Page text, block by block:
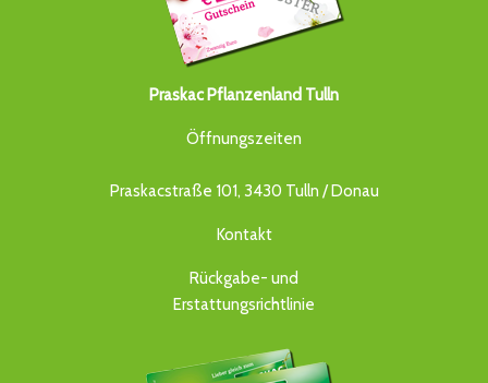
Praskac Pflanzenland Tulln
Öffnungszeiten
Praskacstraße 101, 3430 Tulln / Donau
Kontakt
Rückgabe- und
Erstattungsrichtlinie